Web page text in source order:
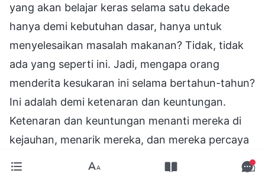
yang akan belajar keras selama satu dekade
hanya demi kebutuhan dasar, hanya untuk
menyelesaikan masalah makanan? Tidak, tidak
ada yang seperti ini. Jadi, mengapa orang
menderita kesukaran ini selama bertahun-tahun?
Ini adalah demi ketenaran dan keuntungan.
Ketenaran dan keuntungan menanti mereka di
kejauhan, menarik mereka, dan mereka percaya